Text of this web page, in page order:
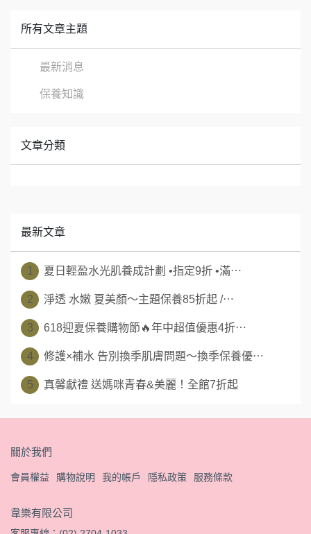
所有文章主題
最新消息
保養知識
文章分類
最新文章
1 夏日輕盈水光肌養成計劃 •指定9折 •滿⋯
2 淨透 水嫩 夏美顏～主題保養85折起 /⋯
3 618迎夏保養購物節🔥年中超值優惠4折⋯
4 修護×補水 告別換季肌膚問題～換季保養優⋯
5 真馨獻禮 送媽咪青春&美麗！全館7折起
關於我們
會員權益 購物說明 我的帳戶 隱私政策 服務條款
韋樂有限公司